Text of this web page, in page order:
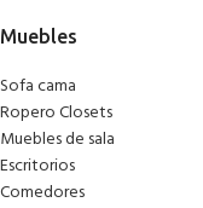
Muebles
Sofa cama
Ropero Closets
Muebles de sala
Escritorios
Comedores